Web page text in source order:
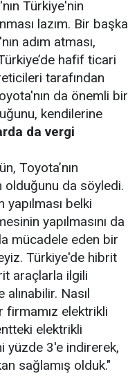
Türkiye'nin
lazım. Bir başka
adım atması,
hafif ticari
tarafından
da önemli bir
kendilerine
da vergi
Toyota’nın
olduğunu da söyledi.
belki
yapılmasını da
mücadele eden bir
Türkiye'de hibrit
araçlarla ilgili
Nasıl
firmamız elektrikli
elektrikli
yüzde 3'e indirerek,
sağlamış olduk."